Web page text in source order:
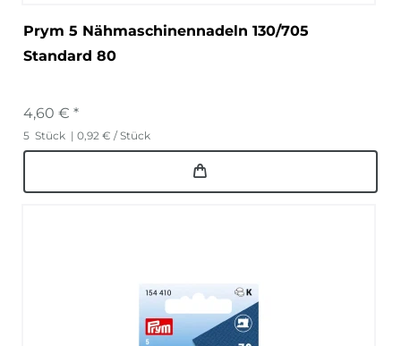
Prym 5 Nähmaschinennadeln 130/705
Standard 80
4,60 € *
5 Stück | 0,92 € / Stück